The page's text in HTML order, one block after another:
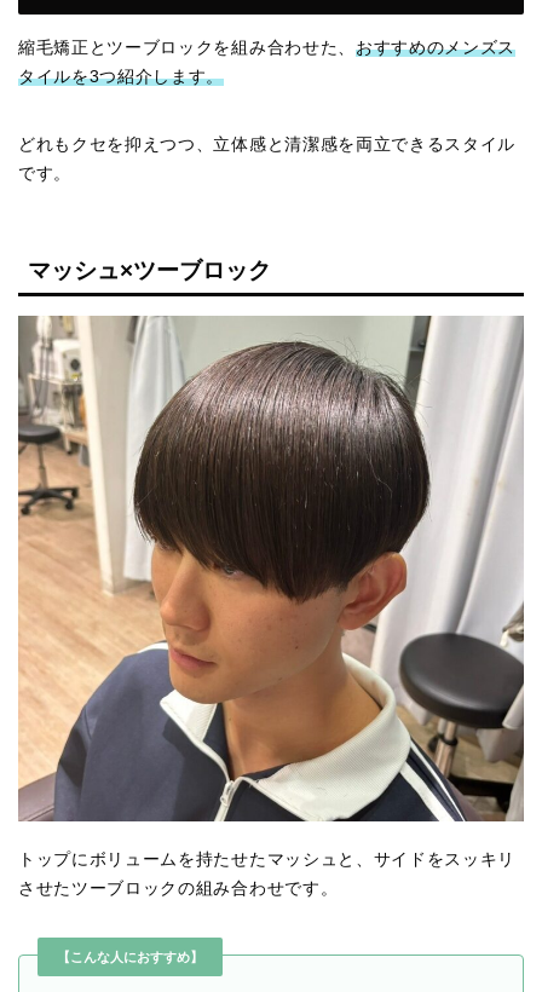
縮毛矯正とツーブロックを組み合わせた、 おすすめのメンズス
タイルを3つ紹介します。
どれもクセを抑えつつ、立体感と清潔感を両立できるスタイル
です。
マッシュ×ツーブロック
トップにボリュームを持たせたマッシュと、サイドをスッキリ
させたツーブロックの組み合わせです。
【こんな人におすすめ】